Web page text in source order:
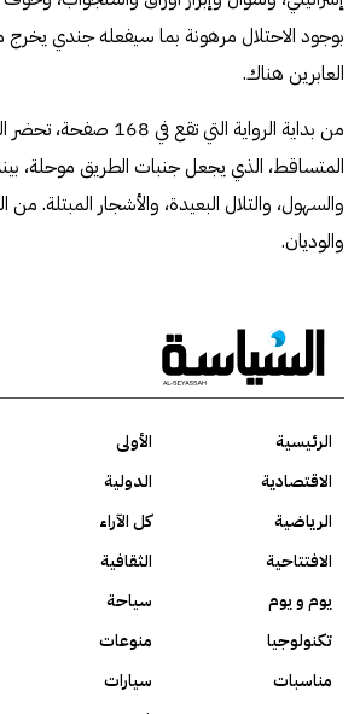
بوجود الاحتلال مرهونة بما سيفعله جندي
العابرين هناك.
من بداية الرواية التي تقع
المتساقط، الذي يجعل جنبات الطريق موحلة،
والسهول، والتلال البعيدة، والأشجار المبتلة. من
والوديان.
الرئيسية الأولى
الاقتصادية
الدولية
الرياضية
كل الآراء
الافتتاحية
الثقافية
يوم و يوم
سياحة
تكنولوجيا
منوعات
مناسبات
سيارات